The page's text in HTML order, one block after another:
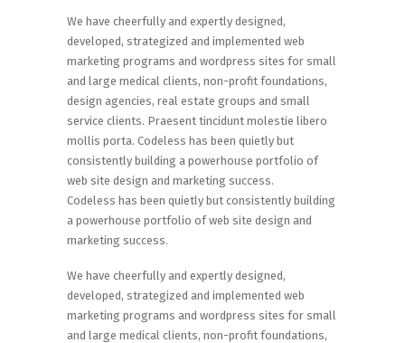
We have cheerfully and expertly designed,
developed, strategized and implemented web
marketing programs and wordpress sites for small
and large medical clients, non-profit foundations,
design agencies, real estate groups and small
service clients. Praesent tincidunt molestie libero
mollis porta. Codeless has been quietly but
consistently building a powerhouse portfolio of
web site design and marketing success.
Codeless has been quietly but consistently building
a powerhouse portfolio of web site design and
marketing success.
We have cheerfully and expertly designed,
developed, strategized and implemented web
marketing programs and wordpress sites for small
and large medical clients, non-profit foundations,